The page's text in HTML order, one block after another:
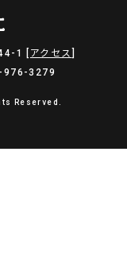
1 [ アクセス
976-3279
Reserved.